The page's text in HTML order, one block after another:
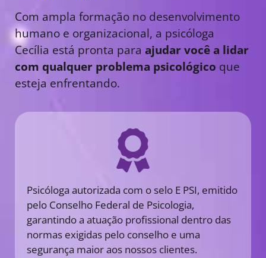
Com ampla formação no desenvolvimento
humano e organizacional, a psicóloga
Cecília está pronta para ajudar você a lidar
com qualquer problema psicológico que
esteja enfrentando.
Psicóloga autorizada com o selo E PSI, emitido
pelo Conselho Federal de Psicologia,
garantindo a atuação profissional dentro das
normas exigidas pelo conselho e uma
segurança maior aos nossos clientes.